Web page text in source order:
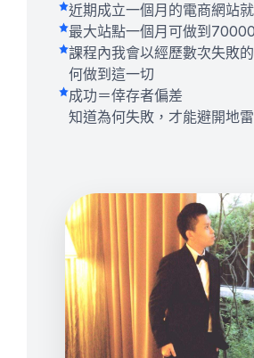
近期成立一個月的電商網站
最大站點一個月可做到
課程內我會以經歷數次失敗
何做到這一切
成功＝倖存者偏差
知道為何失敗，才能避開地